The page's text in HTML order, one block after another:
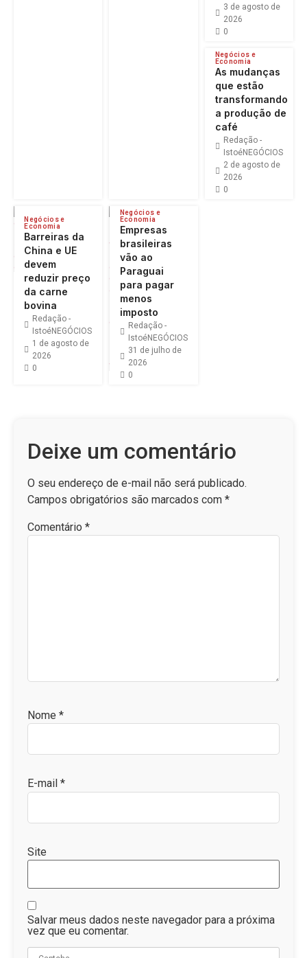
3 de agosto de
2026
0
Negócios e
Economia
As mudanças
que estão
transformando
a produção de
café
Redação -
IstoéNEGÓCIOS
2 de agosto de
2026
0
Negócios e
Economia
Barreiras da
China e UE
devem
reduzir preço
da carne
bovina
Redação -
IstoéNEGÓCIOS
1 de agosto de
2026
0
Negócios e
Economia
Empresas
brasileiras
vão ao
Paraguai
para pagar
menos
imposto
Redação -
IstoéNEGÓCIOS
31 de julho de
2026
0
Deixe um comentário
O seu endereço de e-mail não será publicado.
Campos obrigatórios são marcados com *
Comentário *
Nome *
E-mail *
Site
Salvar meus dados neste navegador para a próxima
vez que eu comentar.